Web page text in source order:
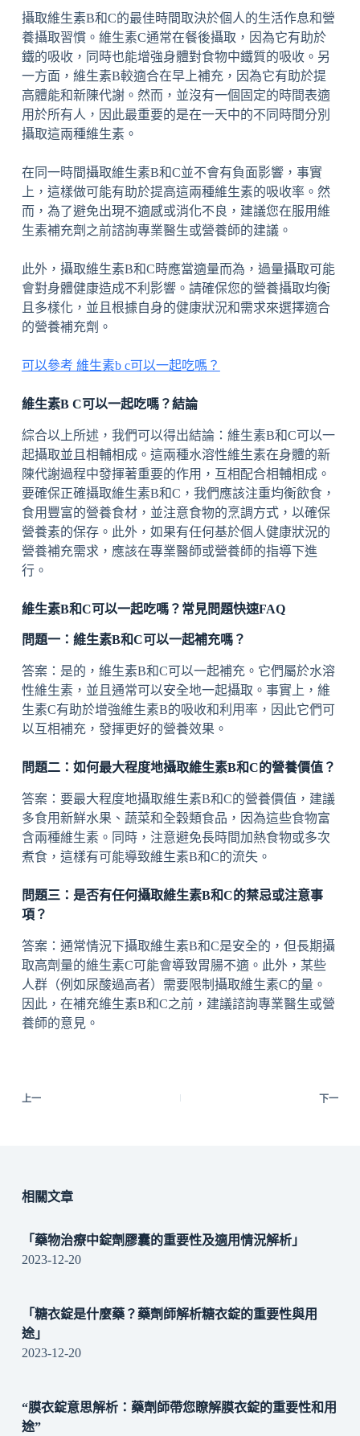
攝取維生素B和C的最佳時間取決於個人的生活作息和營
養攝取習慣。維生素C通常在餐後攝取，因為它有助於
鐵的吸收，同時也能增強身體對食物中鐵質的吸收。另
一方面，維生素B較適合在早上補充，因為它有助於提
高體能和新陳代謝。然而，並沒有一個固定的時間表適
用於所有人，因此最重要的是在一天中的不同時間分別
攝取這兩種維生素。
在同一時間攝取維生素B和C並不會有負面影響，事實
上，這樣做可能有助於提高這兩種維生素的吸收率。然
而，為了避免出現不適感或消化不良，建議您在服用維
生素補充劑之前諮詢專業醫生或營養師的建議。
此外，攝取維生素B和C時應當適量而為，過量攝取可能
會對身體健康造成不利影響。請確保您的營養攝取均衡
且多樣化，並且根據自身的健康狀況和需求來選擇適合
的營養補充劑。
可以參考 維生素b c可以一起吃嗎？
維生素B C可以一起吃嗎？結論
綜合以上所述，我們可以得出結論：維生素B和C可以一
起攝取並且相輔相成。這兩種水溶性維生素在身體的新
陳代謝過程中發揮著重要的作用，互相配合相輔相成。
要確保正確攝取維生素B和C，我們應該注重均衡飲食，
食用豐富的營養食材，並注意食物的烹調方式，以確保
營養素的保存。此外，如果有任何基於個人健康狀況的
營養補充需求，應該在專業醫師或營養師的指導下進
行。
維生素B和C可以一起吃嗎？常見問題快速FAQ
問題一：維生素B和C可以一起補充嗎？
答案：是的，維生素B和C可以一起補充。它們屬於水溶
性維生素，並且通常可以安全地一起攝取。事實上，維
生素C有助於增強維生素B的吸收和利用率，因此它們可
以互相補充，發揮更好的營養效果。
問題二：如何最大程度地攝取維生素B和C的營養價值？
答案：要最大程度地攝取維生素B和C的營養價值，建議
多食用新鮮水果、蔬菜和全穀類食品，因為這些食物富
含兩種維生素。同時，注意避免長時間加熱食物或多次
煮食，這樣有可能導致維生素B和C的流失。
問題三：是否有任何攝取維生素B和C的禁忌或注意事
項？
答案：通常情況下攝取維生素B和C是安全的，但長期攝
取高劑量的維生素C可能會導致胃腸不適。此外，某些
人群（例如尿酸過高者）需要限制攝取維生素C的量。
因此，在補充維生素B和C之前，建議諮詢專業醫生或營
養師的意見。
上一 下一
相關文章
「藥物治療中錠劑膠囊的重要性及適用情況解析」
2023-12-20
「糖衣錠是什麼藥？藥劑師解析糖衣錠的重要性與用
途」
2023-12-20
“膜衣錠意思解析：藥劑師帶您瞭解膜衣錠的重要性和用
途”